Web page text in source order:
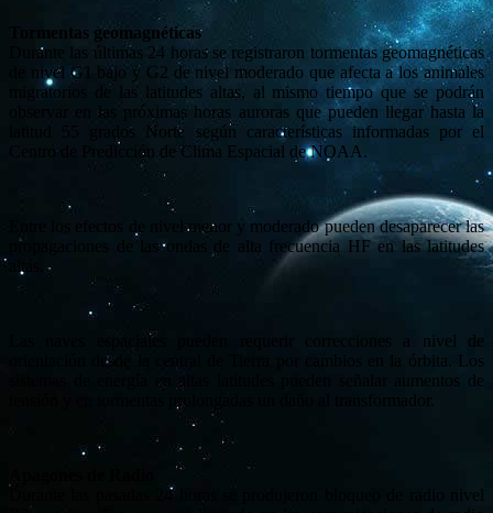
Tormentas geomagnéticas
Durante las últimas 24 horas se registraron tormentas geomagnéticas
de nivel G1 bajo y G2 de nivel moderado que afecta a los animales
migratorios de las latitudes altas, al mismo tiempo que se podrán
observar en las próximas horas auroras que pueden llegar hasta la
latitud 55 grados Norte según características informadas por el
Centro de Predicción de Clima Espacial de NOAA.
Entre los efectos de nivel menor y moderado pueden desaparecer las
propagaciones de las ondas de alta frecuencia HF en las latitudes
altas.
Las naves espaciales pueden requerir correcciones a nivel de
orientación desde la central de Tierra por cambios en la órbita. Los
sistemas de energía en altas latitudes pueden señalar aumentos de
tensión y en tormentas prolongadas un daño al transformador.
Durante las pasadas 24 horas se produjeron bloqueo de radio nivel